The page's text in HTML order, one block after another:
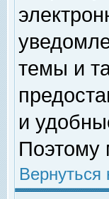
темы и
и
Поэтому
Вернуться